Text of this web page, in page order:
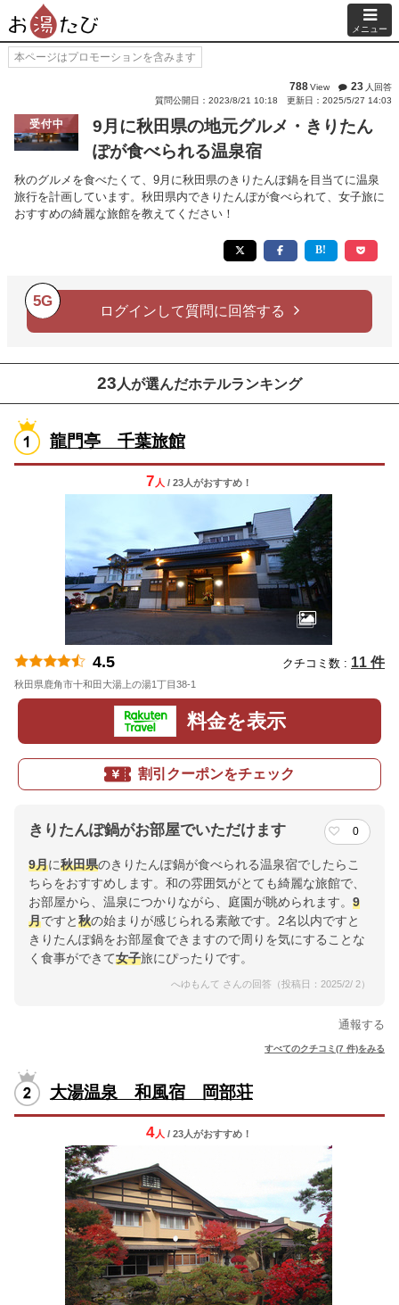
メニュー
本ページはプロモーションを含みます
788View 23 人回答
質問公開日：2023/8/21 10:18
更新日：2025/5/27 14:03
受付中
9月に秋田県の地元グルメ・きりたん
ぽが食べられる温泉宿
秋のグルメを食べたくて、9月に秋田県のきりたんぽ鍋を目当てに温泉
旅行を計画しています。秋田県内できりたんぽが食べられて、女子旅に
おすすめの綺麗な旅館を教えてください！
5G
ログインして質問に回答する
23 人が選んだホテルランキング
龍門亭 千葉旅館
7 人 / 23人がおすすめ！
4.5 クチコミ数 : 11 件
秋田県鹿角市十和田大湯上の湯1丁目38-1
料金を表示
割引クーポンをチェック
きりたんぽ鍋がお部屋でいただけます 0
9月に秋田県のきりたんぽ鍋が食べられる温泉宿でしたらこ
ちらをおすすめします。和の雰囲気がとても綺麗な旅館で、
お部屋から、温泉につかりながら、庭園が眺められます。 9
月ですと秋の始まりが感じられる素敵です。2名以内ですと
きりたんぽ鍋をお部屋食できますので周りを気にすることな
く食事ができて女子旅にぴったりです。
へゆもんて さんの回答（投稿日：2025/2/ 2）
通報する
すべてのクチコミ(7 件)をみる
大湯温泉 和風宿 岡部荘
4人 / 23人がおすすめ！